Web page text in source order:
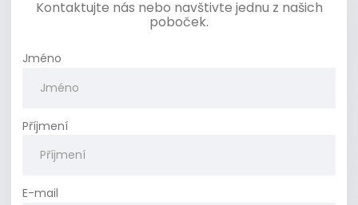
Kontaktujte nás nebo navštivte jednu z našich
poboček.
Jméno
Příjmení
E-mail